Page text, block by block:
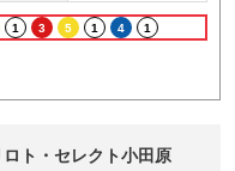
1 3 5 1 4 1
ト・セレクト小田原